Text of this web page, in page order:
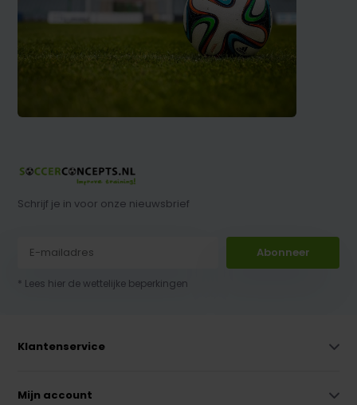
Schrijf je in voor onze nieuwsbrief
Abonneer
* Lees hier de wettelijke beperkingen
Klantenservice
Mijn account